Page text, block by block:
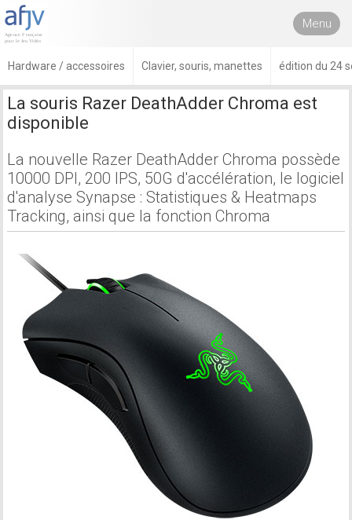
Menu
Hardware / accessoires Clavier, souris, manettes édition du 24
La souris Razer DeathAdder Chroma est
disponible
La nouvelle Razer DeathAdder Chroma possède
10000 DPI, 200 IPS, 50G d'accélération, le logiciel
d'analyse Synapse : Statistiques & Heatmaps
Tracking, ainsi que la fonction Chroma